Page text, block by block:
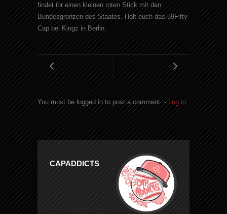
findet ihr einen kleinen roten Stick mit den
Bundesgrenzen des Staates. Holt euch das 59Fifty
Cap bei Kingz in Berlin.
You must be logged in to post a comment. -Log in
CAPADDICTS